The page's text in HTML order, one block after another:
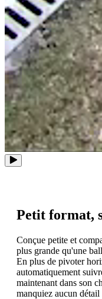
Petit format,
Conçue petite et
plus grande qu'une
En plus de pivoter
automatiquement
maintenant dans son
manquiez aucun détail